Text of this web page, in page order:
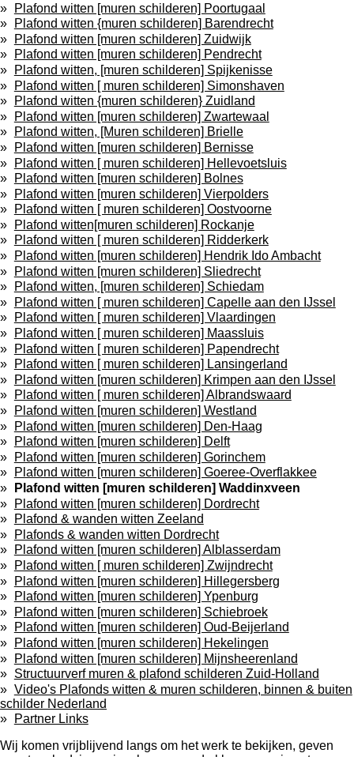
Plafond witten [muren schilderen] Poortugaal
Plafond witten {muren schilderen] Barendrecht
Plafond witten [muren schilderen] Zuidwijk
Plafond witten [muren schilderen] Pendrecht
Plafond witten, [muren schilderen] Spijkenisse
Plafond witten [ muren schilderen] Simonshaven
Plafond witten {muren schilderen} Zuidland
Plafond witten [muren schilderen] Zwartewaal
Plafond witten, [Muren schilderen] Brielle
Plafond witten [muren schilderen] Bernisse
Plafond witten [ muren schilderen] Hellevoetsluis
Plafond witten [muren schilderen] Bolnes
Plafond witten [muren schilderen] Vierpolders
Plafond witten [ muren schilderen] Oostvoorne
Plafond witten[muren schilderen] Rockanje
Plafond witten [ muren schilderen] Ridderkerk
Plafond witten [muren schilderen] Hendrik Ido Ambacht
Plafond witten [muren schilderen] Sliedrecht
Plafond witten, [muren schilderen] Schiedam
Plafond witten [ muren schilderen] Capelle aan den IJssel
Plafond witten [ muren schilderen] Vlaardingen
Plafond witten [ muren schilderen] Maassluis
Plafond witten [ muren schilderen] Papendrecht
Plafond witten [ muren schilderen] Lansingerland
Plafond witten [muren schilderen] Krimpen aan den IJssel
Plafond witten [ muren schilderen] Albrandswaard
Plafond witten [muren schilderen] Westland
Plafond witten [muren schilderen] Den-Haag
Plafond witten [muren schilderen] Delft
Plafond witten [muren schilderen] Gorinchem
Plafond witten [muren schilderen] Goeree-Overflakkee
Plafond witten [muren schilderen] Waddinxveen
Plafond witten [muren schilderen] Dordrecht
Plafond & wanden witten Zeeland
Plafonds & wanden witten Dordrecht
Plafond witten [muren schilderen] Alblasserdam
Plafond witten [ muren schilderen] Zwijndrecht
Plafond witten [muren schilderen] Hillegersberg
Plafond witten [muren schilderen] Ypenburg
Plafond witten [muren schilderen] Schiebroek
Plafond witten [muren schilderen] Oud-Beijerland
Plafond witten [muren schilderen] Hekelingen
Plafond witten [muren schilderen] Mijnsheerenland
Structuurverf muren & plafond schilderen Zuid-Holland
Video's Plafonds witten & muren schilderen, binnen & buiten
schilder Nederland
Partner Links
Wij komen vrijblijvend langs om het werk te bekijken, geven